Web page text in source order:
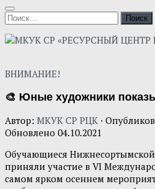
Найти:
ВНИМАНИЕ!
🎨 Юные художники
Автор: МКУК СР РЦК ·
Обновлено 04.10.2021
Обучающиеся Нижнесортымской
приняли участие в VI
самом ярком осеннем